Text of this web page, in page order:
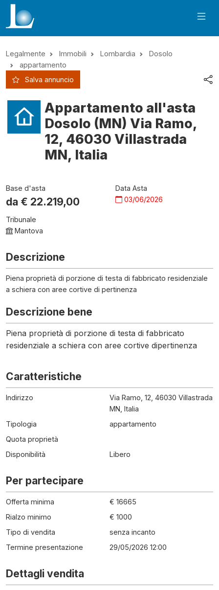
Legalmente Immobili Lombardia
Dosolo
appartamento
Salva annuncio
Appartamento all'asta
Dosolo (MN) Via Ramo,
12, 46030 Villastrada
MN, Italia
Base d'asta
da € 22.219,00
Data Asta
03/06/2026
Tribunale
Mantova
Descrizione
Piena proprietà di porzione di testa di fabbricato residenziale
a schiera con aree cortive di pertinenza
Descrizione bene
Piena proprietà di porzione di testa di fabbricato
residenziale a schiera con aree cortive dipertinenza
Caratteristiche
Indirizzo
Via Ramo, 12, 46030 Villastrada
MN, Italia
Tipologia
appartamento
Quota proprietà
Disponibilità
Libero
Per partecipare
Offerta minima
€ 16665
Rialzo minimo
€ 1000
Tipo di vendita
senza incanto
Termine presentazione
29/05/2026 12:00
Dettagli vendita